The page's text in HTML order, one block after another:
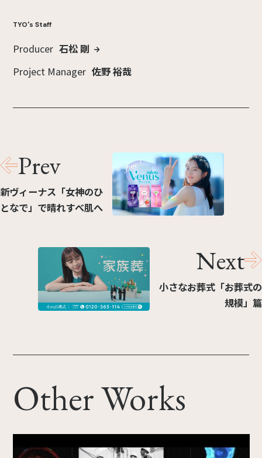
TYO's Staff
Producer 石松 剛
Project Manager 佐野 裕哉
Prev
新ヴィーナス「女神のひ
となで」で晴れすべ肌へ
Next
小さなお葬式「お葬式の
規模」篇
Other Works